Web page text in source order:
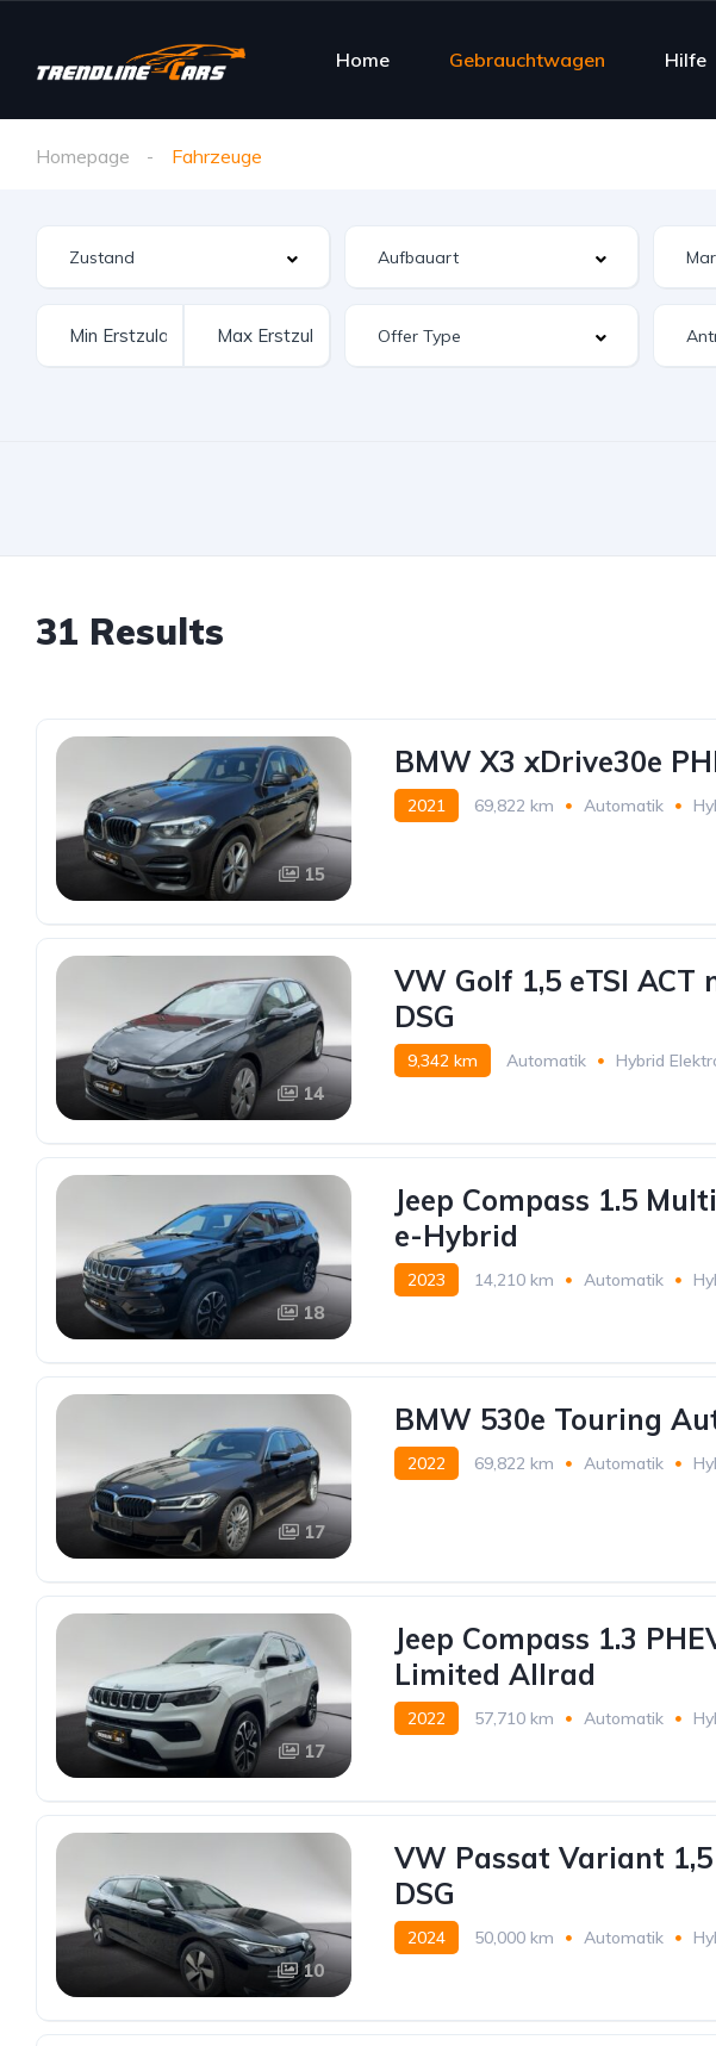
Home Gebrauchtwagen Hilfe
Homepage Fahrzeuge
31 Results
15
BMW X3 xDrive30e
2021 69,822 km Automatik
14
VW Golf 1,5 eTSI ACT
DSG
9,342 km Automatik
Hybrid
18
Jeep Compass 1.5
e-Hybrid
2023 14,210 km Automatik
17
BMW 530e Touring
2022 69,822 km Automatik
17
Jeep Compass 1.3
Limited Allrad
2022 57,710 km Automatik
10
VW Passat Variant 1,5
DSG
2024 50,000 km Automatik